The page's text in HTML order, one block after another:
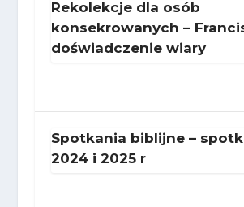
Rekolekcje dla osób
konsekrowanych –
doświadczenie wiary
Spotkania biblijne –
2024 i 2025 r